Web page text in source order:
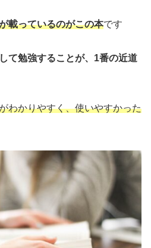
載っているのがこの本です
て勉強することが、1番の近道
わかりやすく、使いやすかった